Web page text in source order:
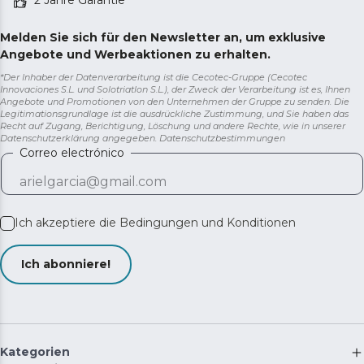
Melden Sie sich für den Newsletter an, um exklusive
Angebote und Werbeaktionen zu erhalten.
*Der Inhaber der Datenverarbeitung ist die Cecotec-Gruppe (Cecotec
Innovaciones S.L. und Solotriatlon S.L.), der Zweck der Verarbeitung ist es, Ihnen
Angebote und Promotionen von den Unternehmen der Gruppe zu senden. Die
Legitimationsgrundlage ist die ausdrückliche Zustimmung, und Sie haben das
Recht auf Zugang, Berichtigung, Löschung und andere Rechte, wie in unserer
Datenschutzerklärung angegeben. Datenschutzbestimmungen
Correo electrónico
Ich akzeptiere die Bedingungen und Konditionen
Ich abonniere!
Kategorien